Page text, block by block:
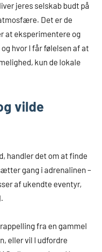
jeres selskab budt på
Det er de
at eksperimentere og
hvor I får følelsen af at
kun de lokale
vilde
handler det om at finde
gang i adrenalinen –
af ukendte eventyr,
fra en gammel
eller vil I udfordre